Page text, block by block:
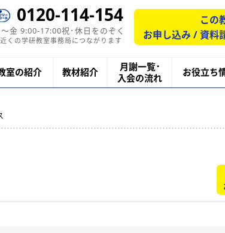
0120-114-154
金 9:00-17:00祝･休日をのぞく
くの学研教室事務局につながります
この
お申し込み / 資料
室の紹介 教材紹介
月謝一覧･
入会の流れ
お役立ち